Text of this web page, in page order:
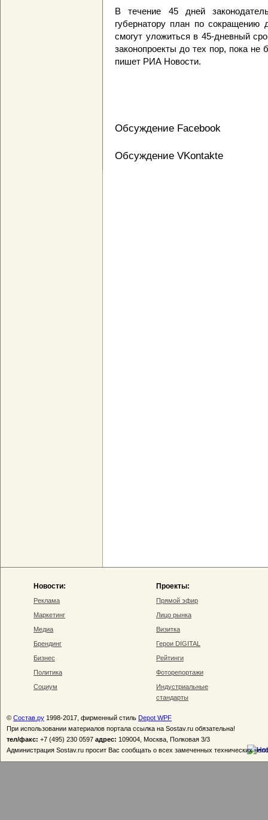
В течение 45 дней
губернатору план по
смогут уложиться в 45-дневный
законопроекты до тех пор, пока не
пишет РИА Новости.
Обсуждение Facebook
Обсуждение VKontakte
Новости:
Реклама
Маркетинг
Медиа
Брендинг
Бизнес
Политика
Социум
Проекты:
Прямой эфир
Лицо рынка
Визитка
Герои DIGITAL
Рейтинги
Фоторепортажи
Индустриальные
стандарты
© Состав.ру 1998-2017, фирменный стиль Depot WPF
При использовании материалов портала ссылка на Sostav.ru обязательна!
тел/факс: +7 (495) 230 0597 адрес: 109004, Москва, Полковая 3/3
Администрация Sostav.ru просит Вас сообщать о всех замеченных технических